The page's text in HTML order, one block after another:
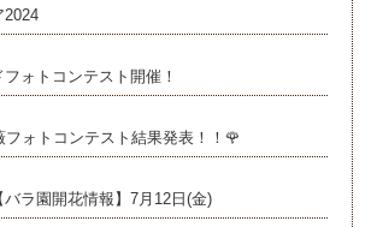
2024
ォトコンテスト開催！
フォトコンテスト結果発表！！🌹
バラ園開花情報】7月12日(金)